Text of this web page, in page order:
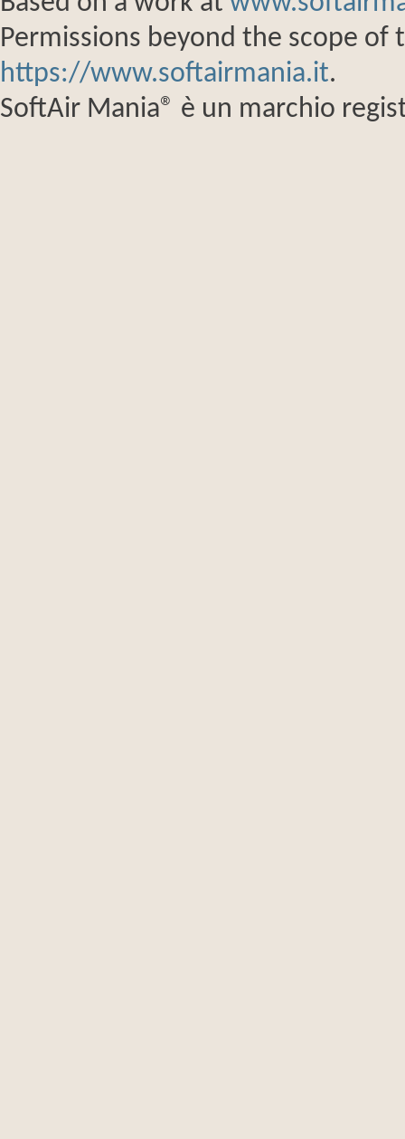
Permissions beyond the scope of
https://www.softairmania.it.
SoftAir Mania® è un marchio